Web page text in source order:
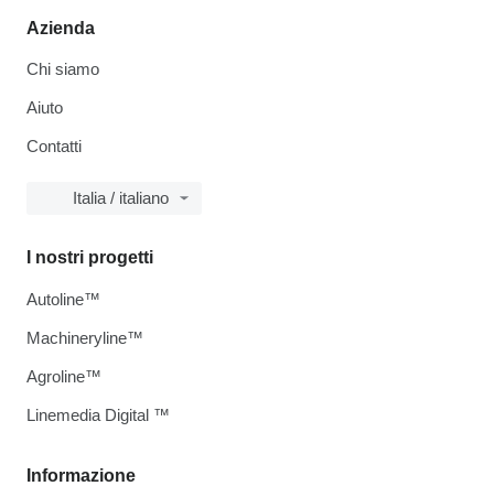
Azienda
Chi siamo
Aiuto
Contatti
Italia / italiano
Informazione
I nostri progetti
Autoline™
Machineryline™
Agroline™
Linemedia Digital ™